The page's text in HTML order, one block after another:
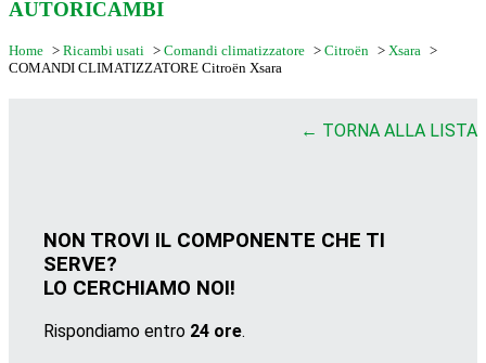
AUTORICAMBI
Home > Ricambi usati > Comandi climatizzatore > Citroën > Xsara >
COMANDI CLIMATIZZATORE Citroën Xsara
← TORNA ALLA LISTA
NON TROVI IL COMPONENTE CHE TI
SERVE?
LO CERCHIAMO NOI!
Rispondiamo entro 24 ore.